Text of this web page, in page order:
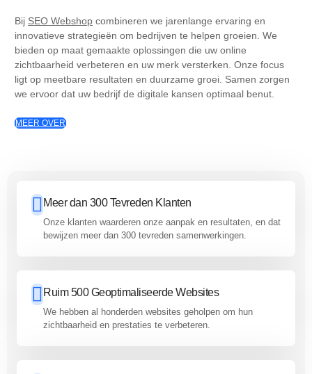
Bij SEO Webshop combineren we jarenlange ervaring en
innovatieve strategieën om bedrijven te helpen groeien. We
bieden op maat gemaakte oplossingen die uw online
zichtbaarheid verbeteren en uw merk versterken. Onze focus
ligt op meetbare resultaten en duurzame groei. Samen zorgen
we ervoor dat uw bedrijf de digitale kansen optimaal benut.
MEER OVER
Meer dan 300 Tevreden Klanten
Onze klanten waarderen onze aanpak en resultaten, en dat
bewijzen meer dan 300 tevreden samenwerkingen.
Ruim 500 Geoptimaliseerde Websites
We hebben al honderden websites geholpen om hun
zichtbaarheid en prestaties te verbeteren.